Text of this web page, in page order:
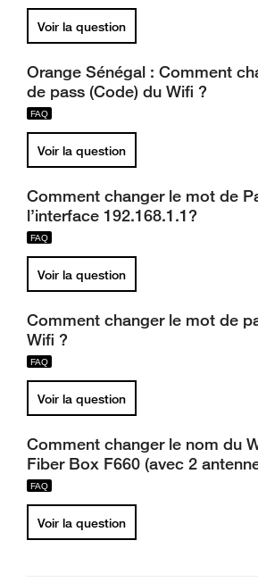
Voir la question
Orange Sénégal : Comment
de pass (Code) du Wifi ?
Voir la question
Comment changer le mot de
l’interface 192.168.1.1?
Voir la question
Comment changer le mot de
Wifi ?
Voir la question
Comment changer le nom du
Fiber Box F660 (avec 2
Voir la question